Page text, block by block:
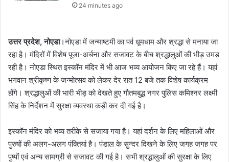
24 minutes ago
उत्तर प्रदेश, नोएडा।नोएडा में जन्माष्टमी का पर्व धूमधाम और श्रद्धा से मनाया जा
रहा है। मंदिरों में विशेष पूजा-अर्चना और सजावट के बीच श्रद्धालुओं की भीड़ उमड़
रही है। नोएडा स्थित इस्कॉन मंदिर में भी आज भव्य आयोजन किए जा रहे हैं। यहां
भगवान श्रीकृष्ण के जन्मोत्सव को लेकर देर रात 12 बजे तक विशेष कार्यक्रम
होंगे। श्रद्धालुओं की भारी भीड़ को देखते हुए गौतमबुद्ध नगर पुलिस कमिश्नर लक्ष्मी
सिंह के निर्देशन में सुरक्षा व्यवस्था कड़ी कर दी गई है।
इस्कॉन मंदिर को भव्य तरीके से सजाया गया है। यहां दर्शन के लिए महिलाओं और
पुरुषों की अलग-अलग पंक्तियां है। पंडाल के सुन्दर दिखने के लिए जगह जगह पर
पुष्पों एवं अन्य सामग्री से सजावट की गई है। सभी श्रद्धालुओं की सुरक्षा के लिए